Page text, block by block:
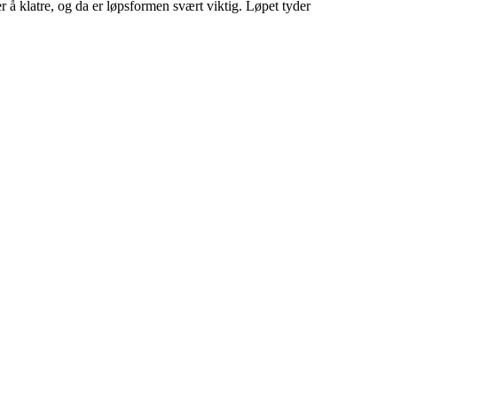
å klatre, og da er løpsformen svært viktig. Løpet tyder